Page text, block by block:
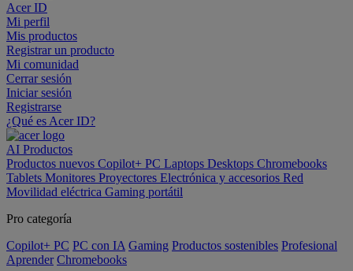
Acer ID
Mi perfil
Mis productos
Registrar un producto
Mi comunidad
Cerrar sesión
Iniciar sesión
Registrarse
¿Qué es Acer ID?
AI Productos
Productos nuevos Copilot+ PC Laptops Desktops Chromebooks
Tablets Monitores Proyectores Electrónica y accesorios Red
Movilidad eléctrica Gaming portátil
Pro categoría
Copilot+ PC PC con IA Gaming Productos sostenibles Profesional
Aprender Chromebooks